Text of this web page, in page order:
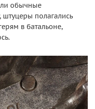
обычные
штуцеры полагались
в батальоне,